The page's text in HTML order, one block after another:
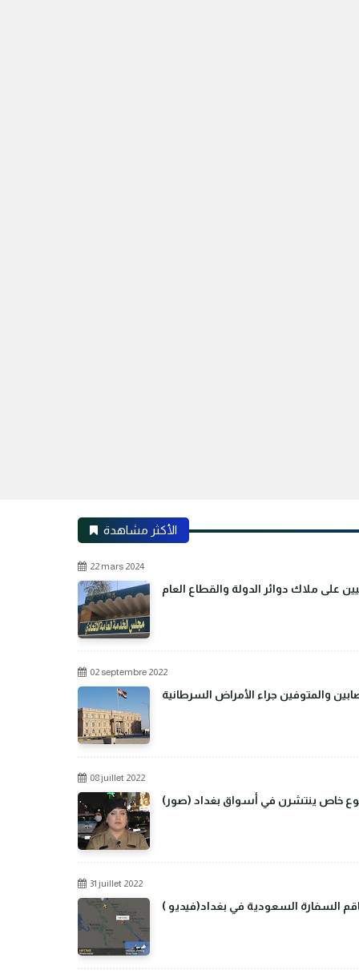
الأكثر مشاهدة
22 mars 2024
02 septembre 2022
والمتوفين جراء الأمراض السرطانية
08 juillet 2022
نوع خاص ينتشرن في أسواق بغداد
31 juillet 2022
السفارة السعودية في بغداد(فيديو )